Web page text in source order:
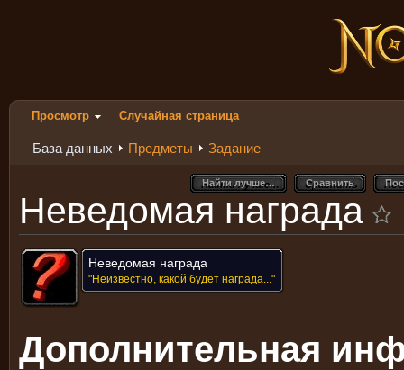
Просмотр Случайная страница
База данных Предметы Задание
Сравнить
Сравнить
Найти лучше…
Найти лучше…
Неведомая награда
Неведомая награда
"Неизвестно, какой будет награда..."
Дополнительная